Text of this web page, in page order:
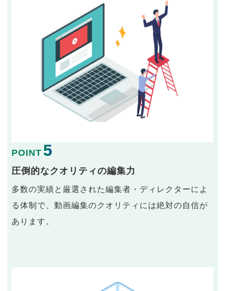
POINT 5
圧倒的なクオリティの編集力
多数の実績と厳選された編集者・ディレクターによ
る体制で、動画編集のクオリティには絶対の自信が
あります。